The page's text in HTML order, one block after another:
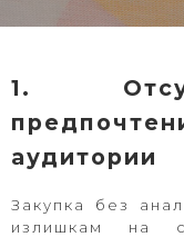
1.
аудитории
Закупка без
излишкам на